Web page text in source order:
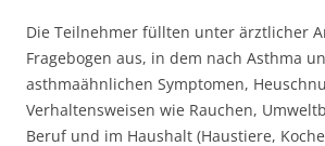
Die Teilnehmer füllten unter ärztlicher
Fragebogen aus, in dem nach Asthma
asthmaähnlichen Symptomen,
Verhaltensweisen wie Rauchen,
Beruf und im Haushalt (Haustiere,